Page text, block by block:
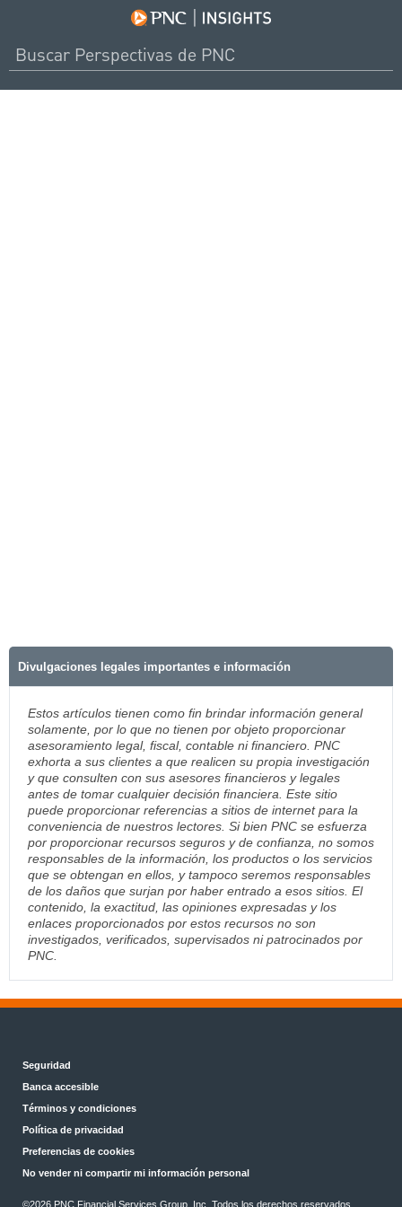
Divulgaciones legales importantes e información
Estos artículos tienen como fin brindar información general
solamente, por lo que no tienen por objeto proporcionar
asesoramiento legal, fiscal, contable ni financiero. PNC
exhorta a sus clientes a que realicen su propia investigación
y que consulten con sus asesores financieros y legales
antes de tomar cualquier decisión financiera. Este sitio
puede proporcionar referencias a sitios de internet para la
conveniencia de nuestros lectores. Si bien PNC se esfuerza
por proporcionar recursos seguros y de confianza, no somos
responsables de la información, los productos o los servicios
que se obtengan en ellos, y tampoco seremos responsables
de los daños que surjan por haber entrado a esos sitios. El
contenido, la exactitud, las opiniones expresadas y los
enlaces proporcionados por estos recursos no son
investigados, verificados, supervisados ni patrocinados por
PNC.
Seguridad
Banca accesible
Términos y condiciones
Política de privacidad
Preferencias de cookies
No vender ni compartir mi información personal
©2026 PNC Financial Services Group, Inc. Todos los derechos reservados.